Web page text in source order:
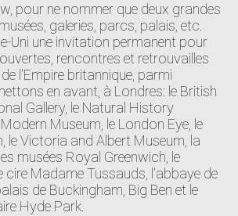
pour ne nommer que deux grandes
galeries, parcs, palais, etc.
Uni une invitation permanent pour
rencontres et retrouvailles
l'Empire britannique, parmi
en avant, à Londres: le British
Gallery, le Natural History
Museum, le London Eye, le
le Victoria and Albert Museum, la
musées Royal Greenwich, le
cire Madame Tussauds, l'abbaye de
de Buckingham, Big Ben et le
Hyde Park.